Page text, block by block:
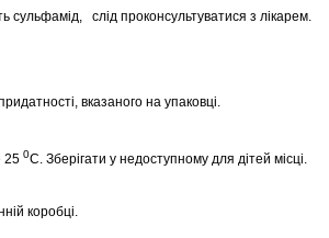
сульфамід, слід проконсультуватися з лікарем.
вказаного на упаковці.
25 0С. Зберігати у недоступному для дітей місці.
коробці.